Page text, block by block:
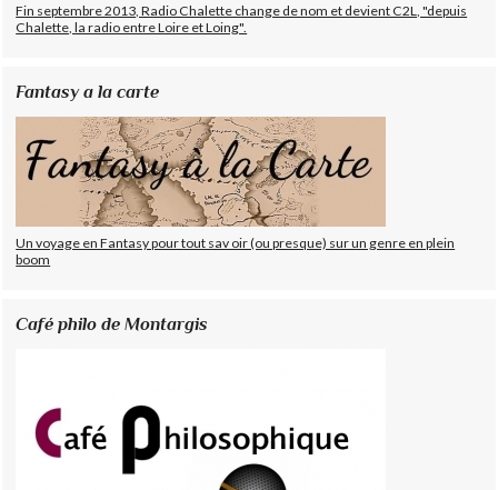
Fin septembre 2013, Radio Chalette change de nom et devient C2L, "depuis
Chalette, la radio entre Loire et Loing".
Fantasy a la carte
Un voyage en Fantasy pour tout sav oir (ou presque) sur un genre en plein
boom
Café philo de Montargis